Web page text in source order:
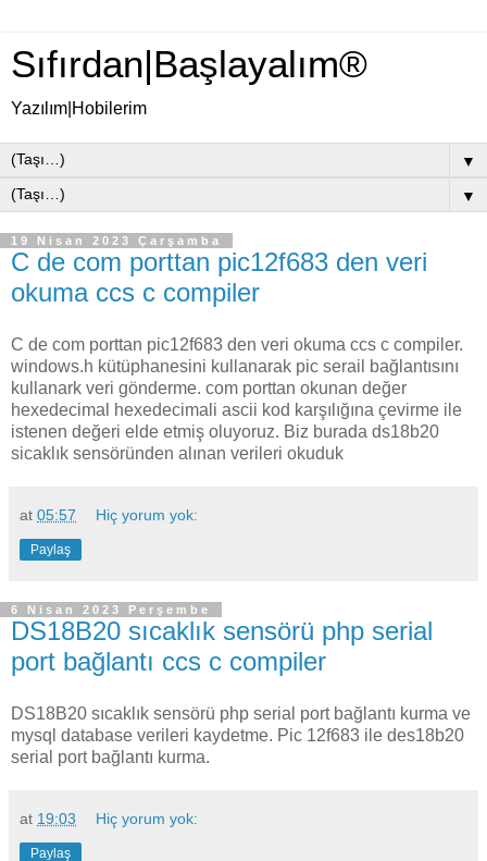
Sıfırdan|Başlayalım®
Yazılım|Hobilerim
▼
▼
19 Nisan 2023 Çarşamba
C de com porttan pic12f683 den veri
okuma ccs c compiler
C de com porttan pic12f683 den veri okuma ccs c compiler.
windows.h kütüphanesini kullanarak pic serail bağlantısını
kullanark veri gönderme. com porttan okunan değer
hexedecimal hexedecimali ascii kod karşılığına çevirme ile
istenen değeri elde etmiş oluyoruz. Biz burada ds18b20
sicaklık sensöründen alınan verileri okuduk
at 05:57 Hiç yorum yok:
Paylaş
6 Nisan 2023 Perşembe
DS18B20 sıcaklık sensörü php serial
port bağlantı ccs c compiler
DS18B20 sıcaklık sensörü php serial port bağlantı kurma ve
mysql database verileri kaydetme. Pic 12f683 ile des18b20
serial port bağlantı kurma.
at 19:03 Hiç yorum yok:
Paylaş